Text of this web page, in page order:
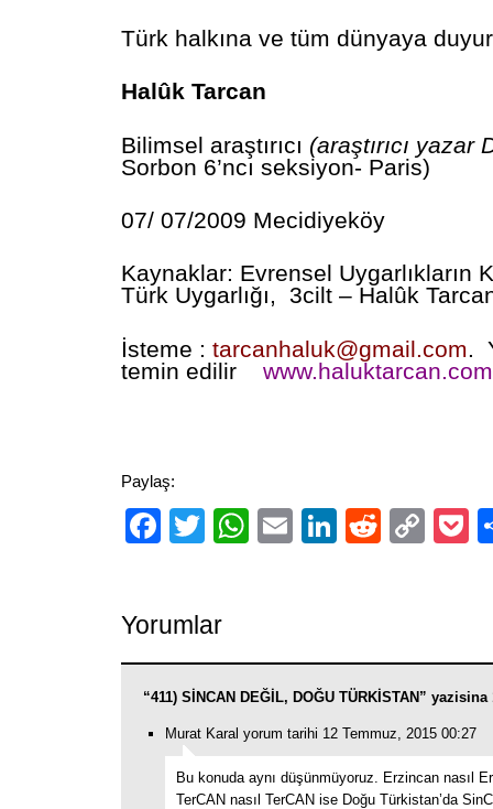
Türk halkına ve tüm dünyaya
Halûk Tarcan
Bilimsel araştırıcı (araştırıcı yazar
Sorbon 6’ncı seksiyon- Paris)
07/ 07/2009 Mecidiyeköy
Kaynaklar: Evrensel Uygarlıkların
Türk Uygarlığı, 3cilt – Halûk
İsteme : tarcanhaluk@gmail.com.
temin edilir
www.haluktarcan.com
Paylaş:
Facebook
TwitterWhatsApp
EmailLinkedIn
Reddit
Yorumlar
“411) SİNCAN DEĞİL, DOĞU TÜRKİSTAN”
Murat Karal yorum tarihi 12 Temmuz, 2015 00:27
Bu konuda aynı düşünmüyoruz. Erzincan nasıl
TerCAN nasıl TerCAN ise Doğu Türkistan’da